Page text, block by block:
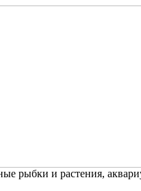
рыбки и растения,